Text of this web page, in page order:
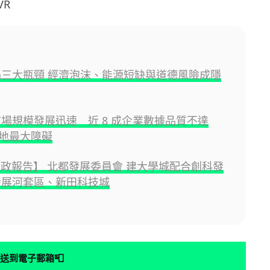
大瓶頸 經濟泡沫、能源短缺與道德風險成隱
規模發展迅速 近 8 成企業數據品質不達
最大障礙
報告】 北都發展委員會 建大學城配合創科發
河套區、新田科技城
到電子郵箱📮